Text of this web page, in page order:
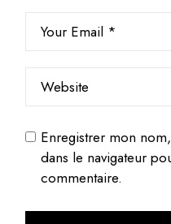
Enregistrer mon
dans le navigateur
commentaire.